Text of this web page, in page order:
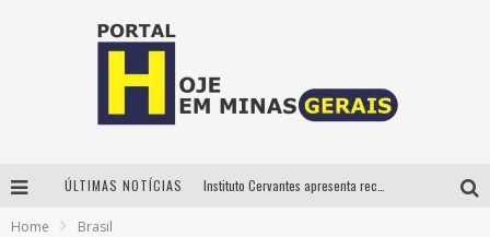
ÚLTIMAS NOTÍCIAS
Home Brasil